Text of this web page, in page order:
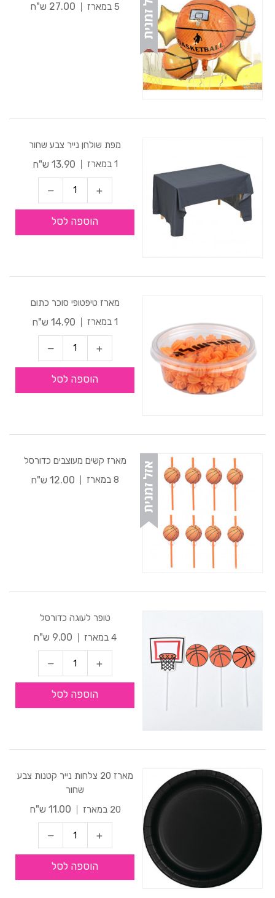
5 במארז
27.00 ש"ח
מפת שולחן נייר צבע שחור
1 במארז
13.90 ש"ח
הוספה לסל
מארז טיפטופי סוכר כתום
1 במארז
14.90 ש"ח
הוספה לסל
מארז קשים מעוצבים כדורסל
8 במארז
12.00 ש"ח
טופר לעוגה כדורסל
4 במארז
9.00 ש"ח
הוספה לסל
מארז 20 צלחות נייר קטנות צבע
שחור
20 במארז
11.00 ש"ח
הוספה לסל